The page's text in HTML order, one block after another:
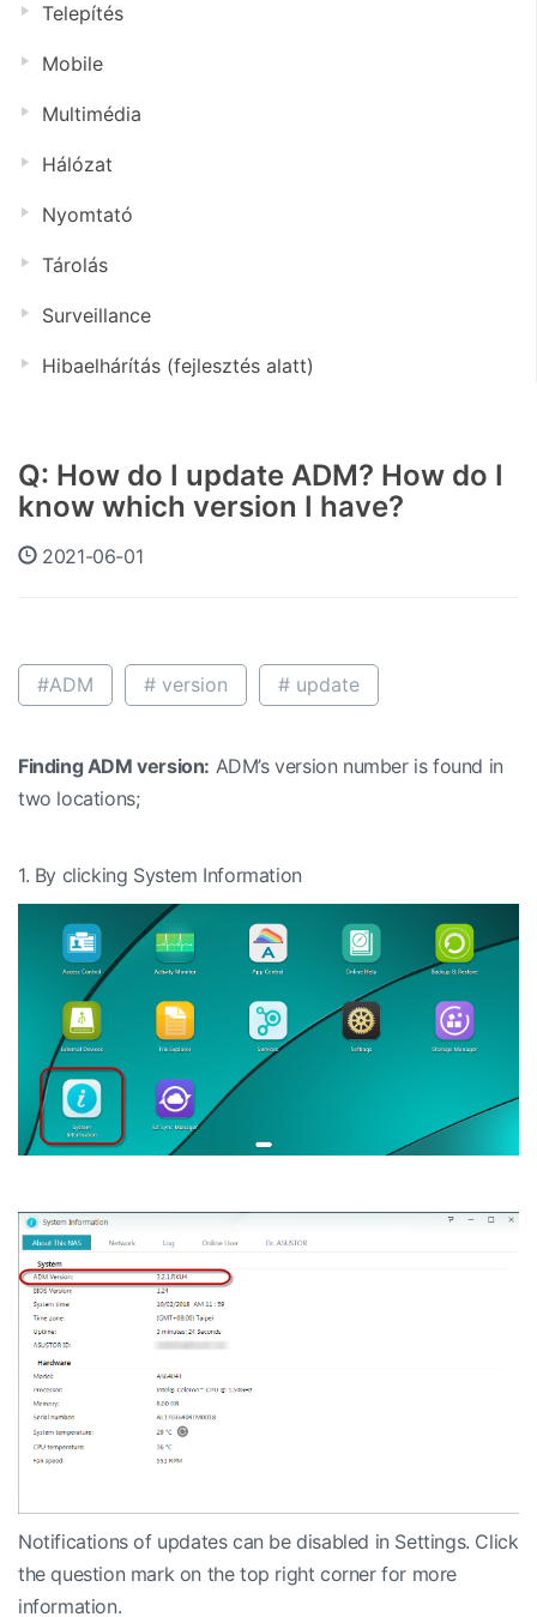
Telepítés
Mobile
Multimédia
Hálózat
Nyomtató
Tárolás
Surveillance
Hibaelhárítás (fejlesztés alatt)
Q: How do I update ADM? How do I
know which version I have?
2021-06-01
#ADM # version # update
Finding ADM version: ADM’s version number is found in
two locations;
1. By clicking System Information
Notifications of updates can be disabled in Settings. Click
the question mark on the top right corner for more
information.